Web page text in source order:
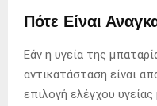
Πότε Είναι
Εάν η υγεία της
αντικατάσταση είναι
επιλογή ελέγχου